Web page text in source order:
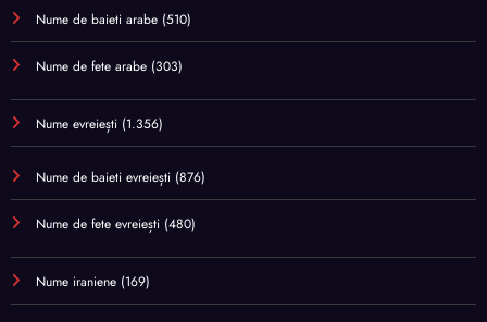
Nume de baieti arabe (510)
Nume de fete arabe (303)
Nume evreiești (1.356)
Nume de baieti evreiești (876)
Nume de fete evreiești (480)
Nume iraniene (169)